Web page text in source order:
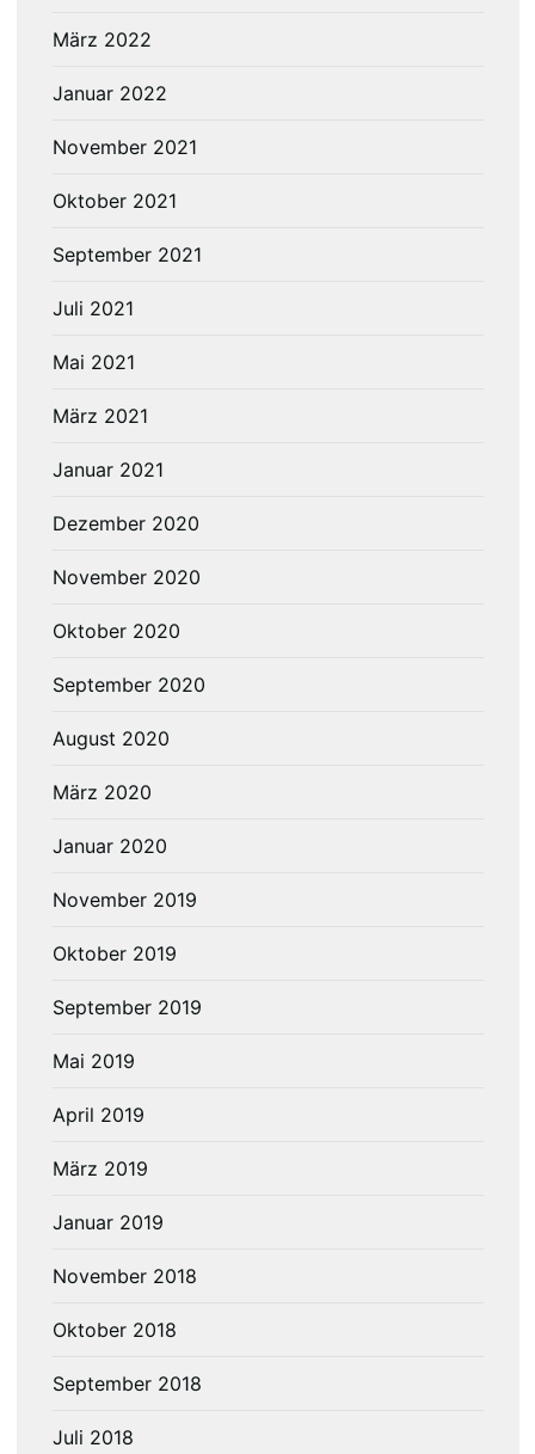
März 2022
Januar 2022
November 2021
Oktober 2021
September 2021
Juli 2021
Mai 2021
März 2021
Januar 2021
Dezember 2020
November 2020
Oktober 2020
September 2020
August 2020
März 2020
Januar 2020
November 2019
Oktober 2019
September 2019
Mai 2019
April 2019
März 2019
Januar 2019
November 2018
Oktober 2018
September 2018
Juli 2018